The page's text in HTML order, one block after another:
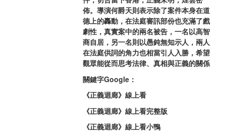
佈。導演何爵天則表示除了案件本身在道
德上的轟動，在法庭審訊部份也充滿了戲
劇性，真實案中的兩名被告，一名以高智
商自居，另一名則以愚鈍無知示人，兩人
在法庭供詞的角力也相當引人入勝，希望
觀眾能從而思考法律、真相與正義的關係
關鍵字Google：
《正義迴廊》線上看
《正義迴廊》線上看完整版
《正義迴廊》線上看小鴨